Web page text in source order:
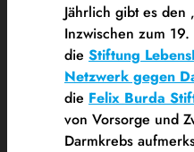
Jährlich gibt es den
Inzwischen zum
die Stiftung
Netzwerk gegen
die Felix Burda
von Vorsorge und
Darmkrebs